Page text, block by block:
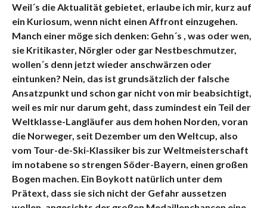
Weil´s die Aktualität gebietet, erlaube ich mir, kurz auf
ein Kuriosum, wenn nicht einen Affront einzugehen.
Manch einer möge sich denken: Gehn´s , was oder wen,
sie Kritikaster, Nörgler oder gar Nestbeschmutzer,
wollen´s denn jetzt wieder anschwärzen oder
eintunken? Nein, das ist grundsätzlich der falsche
Ansatzpunkt und schon gar nicht von mir beabsichtigt,
weil es mir nur darum geht, dass zumindest ein Teil der
Weltklasse-Langläufer aus dem hohen Norden, voran
die Norweger, seit Dezember um den Weltcup, also
vom Tour-de-Ski-Klassiker bis zur Weltmeisterschaft
im notabene so strengen Söder-Bayern, einen großen
Bogen machen. Ein Boykott natürlich unter dem
Prätext, dass sie sich nicht der Gefahr aussetzen